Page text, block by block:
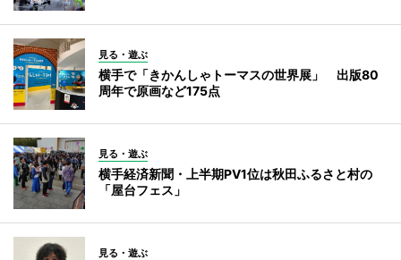
見る・遊ぶ
横手で「きかんしゃトーマスの世界展」 出版80
周年で原画など175点
見る・遊ぶ
横手経済新聞・上半期PV1位は秋田ふるさと村の
「屋台フェス」
見る・遊ぶ